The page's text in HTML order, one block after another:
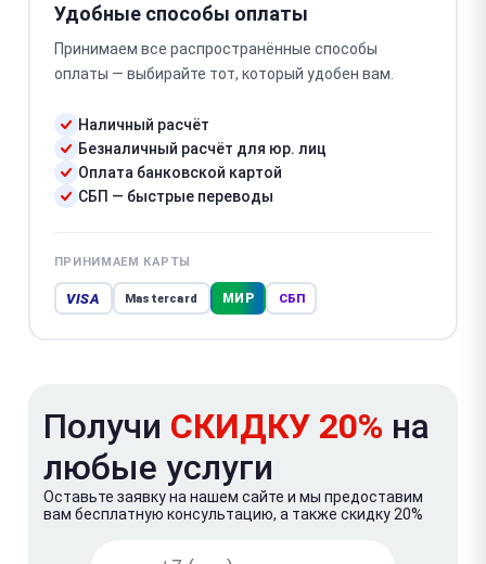
Удобные способы оплаты
Принимаем все распространённые способы
оплаты — выбирайте тот, который удобен вам.
Наличный расчёт
Безналичный расчёт для юр. лиц
Оплата банковской картой
СБП — быстрые переводы
ПРИНИМАЕМ КАРТЫ
VISA Mastercard МИР СБП
Получи СКИДКУ 20% на
любые услуги
Оставьте заявку на нашем сайте и мы предоставим
вам бесплатную консультацию, а также скидку 20%